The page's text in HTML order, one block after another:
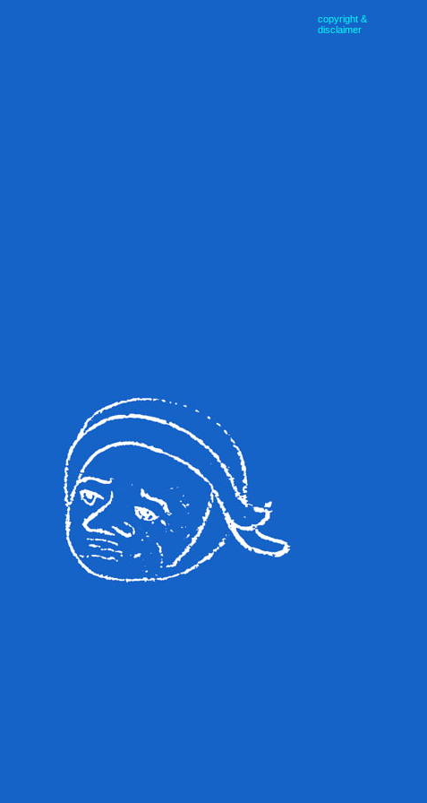
copyright &
disclaimer